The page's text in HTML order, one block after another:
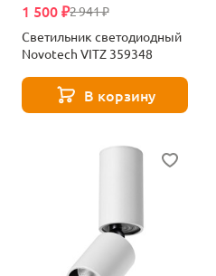
2 941 ₽
1 500 ₽
Светильник светодиодный
Novotech VITZ 359348
В корзину